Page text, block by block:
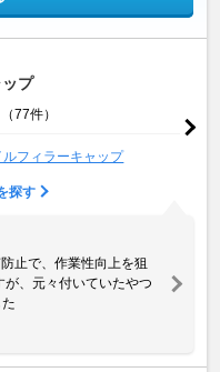
プ
（77件）
ルフィラーキャップ
探す
止で、作業性向上を狙
、元々付いていたやつ